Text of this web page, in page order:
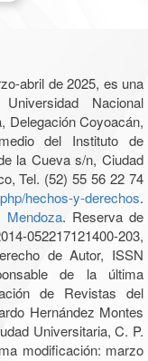
abril de 2025, es una
Nacional
Delegación Coyoacán,
del Instituto de
la Cueva s/n, Ciudad
Tel. (52) 55 56 22 74
hechos-y-derechos.
Mendoza. Reserva de
052217121400-203,
de Autor, ISSN
de la última
de Revistas del
Hernández Montes
Universitaria, C. P.
modificación: marzo